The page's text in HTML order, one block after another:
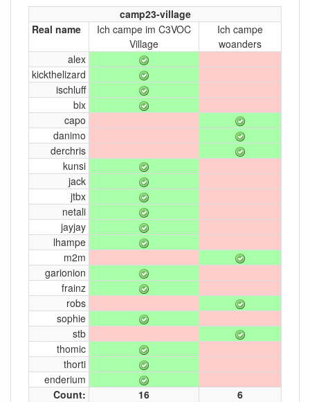
camp23-village
Real name
Ich campe im C3VOC
Village
Ich campe
woanders
alex
kickthelizard
ischluff
bix
capo
danimo
derchris
kunsi
jack
jtbx
netali
jayjay
lhampe
m2m
garionion
frainz
robs
sophie
stb
thomic
thorti
enderium
Count:
16 6